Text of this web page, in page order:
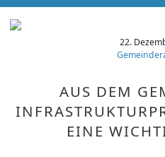
22.
AUS DEM
EINE